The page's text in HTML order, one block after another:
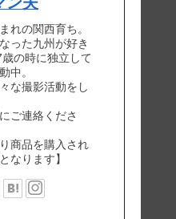
れの関西育ち。
った九州が好き
の時に独立して
中。
な撮影活動をし
ご連絡くださ
商品を購入され
なります】